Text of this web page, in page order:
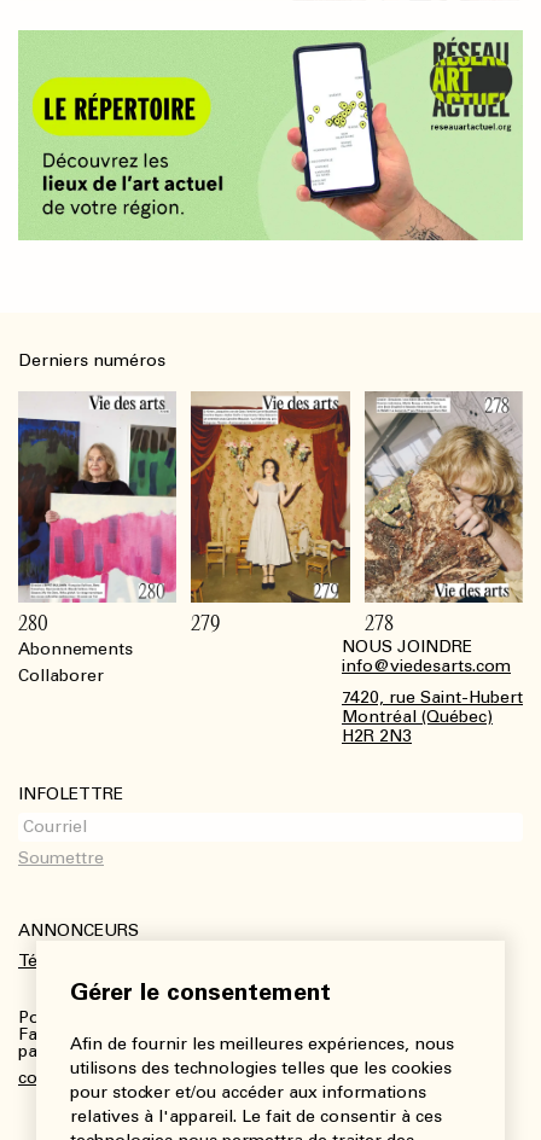
Gérer le consentement
Afin de fournir les meilleures expériences, nous
utilisons des technologies telles que les cookies
pour stocker et/ou accéder aux informations
relatives à l'appareil. Le fait de consentir à ces
Abonnements
Collaborer
NOUS JOINDRE
info@viedesarts.com
7420, rue Saint-Hubert
Montréal (Québec)
H2R 2N3
INFOLETTRE
ANNONCEURS
Télécharger le kit média
Pour plus de renseignements :
Fanny Charbonneau, Responsable des communications,
partenariats et publicités
communications@viedesarts.com
Derniers numéros
280 279 278